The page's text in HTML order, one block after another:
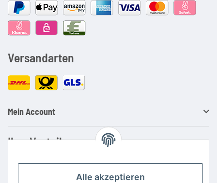
Versandarten
Mein Account
Ihre Vorteile
Kauf auf RechnungAlle akzeptieren